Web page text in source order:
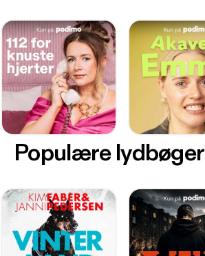
Populære lydbøger